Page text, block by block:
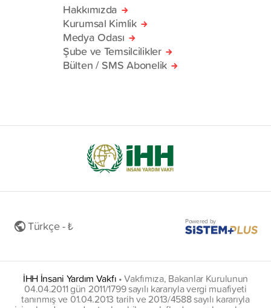
Hakkımızda
Kurumsal Kimlik
Medya Odası
Şube ve Temsilcilikler
Bülten / SMS Abonelik
Türkçe - ₺ Powered by
İHH İnsani Yardım Vakfı •Vakfımıza, Bakanlar Kurulunun
04.04.2011 gün 2011/1799 sayılı kararıyla vergi muafiyeti
tanınmış ve 01.04.2013 tarih ve 2013/4588 sayılı kararıyla